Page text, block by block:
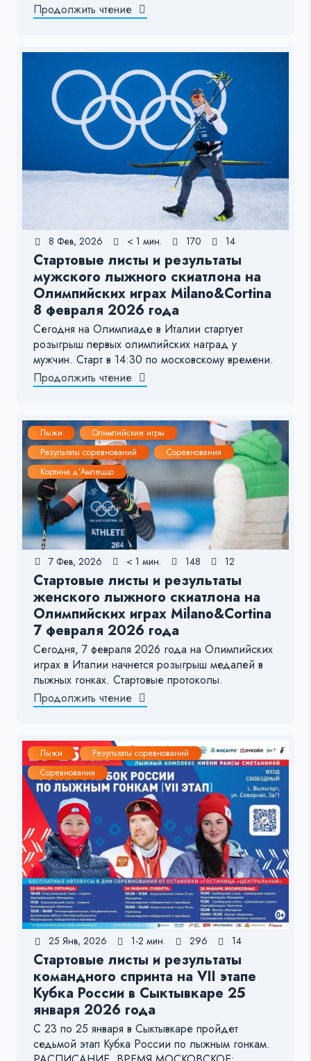
Продолжить чтение
8 Фев, 2026 < 1 мин. 170 14
Стартовые листы и результаты
мужского лыжного скиатлона на
Олимпийских играх Milano&Cortina
8 февраля 2026 года
Сегодня на Олимпиаде в Италии стартует
розыгрыш первых олимпийских наград у
мужчин. Старт в 14:30 по московскому времени.
Продолжить чтение
Лыжи
Олимпийские игры
Результаты соревнований
Соревнования
Кортина д’Ампеццо
7 Фев, 2026 < 1 мин. 148 12
Стартовые листы и результаты
женского лыжного скиатлона на
Олимпийских играх Milano&Cortina
7 февраля 2026 года
Сегодня, 7 февраля 2026 года на Олимпийских
играх в Италии начнется розыгрыш медалей в
лыжных гонках. Стартовые протоколы.
Продолжить чтение
Лыжи
Результаты соревнований
Соревнования
25 Янв, 2026 1-2 мин. 296 14
Стартовые листы и результаты
командного спринта на VII этапе
Кубка России в Сыктывкаре 25
января 2026 года
С 23 по 25 января в Сыктывкаре пройдет
седьмой этап Кубка России по лыжным гонкам.